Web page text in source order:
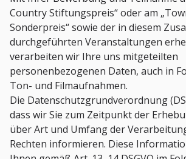
Country Stiftungspreis“ oder am
Sonderpreis“ sowie der in diesem
durchgeführten Veranstaltungen
verarbeiten wir Ihre uns mitgeteilten
personenbezogenen Daten, auch in
Ton- und Filmaufnahmen.
Die Datenschutzgrundverordnung
dass wir Sie zum Zeitpunkt der
über Art und Umfang der
Rechten informieren. Diese